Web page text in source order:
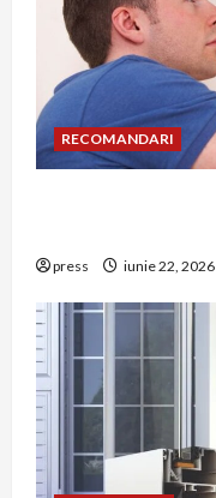
RECOMANDARI
press iunie 22, 2026